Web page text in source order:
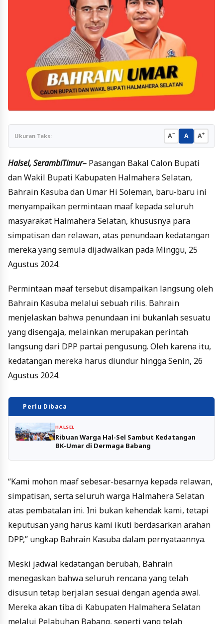
Ukuran Teks: A− A A+
Halsel, SerambiTimur– Pasangan Bakal Calon Bupati
dan Wakil Bupati Kabupaten Halmahera Selatan,
Bahrain Kasuba dan Umar Hi Soleman, baru-baru ini
menyampaikan permintaan maaf kepada seluruh
masyarakat Halmahera Selatan, khususnya para
simpatisan dan relawan, atas penundaan kedatangan
mereka yang semula dijadwalkan pada Minggu, 25
Agustus 2024.
Permintaan maaf tersebut disampaikan langsung oleh
Bahrain Kasuba melalui sebuah rilis. Bahrain
menjelaskan bahwa penundaan ini bukanlah sesuatu
yang disengaja, melainkan merupakan perintah
langsung dari DPP partai pengusung. Oleh karena itu,
kedatangan mereka harus diundur hingga Senin, 26
Agustus 2024.
Perlu Dibaca
HALSEL
Ribuan Warga Hal-Sel Sambut Kedatangan
BK-Umar di Dermaga Babang
“Kami mohon maaf sebesar-besarnya kepada relawan,
simpatisan, serta seluruh warga Halmahera Selatan
atas pembatalan ini. Ini bukan kehendak kami, tetapi
keputusan yang harus kami ikuti berdasarkan arahan
DPP,” ungkap Bahrain Kasuba dalam pernyataannya.
Meski jadwal kedatangan berubah, Bahrain
menegaskan bahwa seluruh rencana yang telah
disusun tetap berjalan sesuai dengan agenda awal.
Mereka akan tiba di Kabupaten Halmahera Selatan
melalui Pelabuhan Babang, seperti yang telah